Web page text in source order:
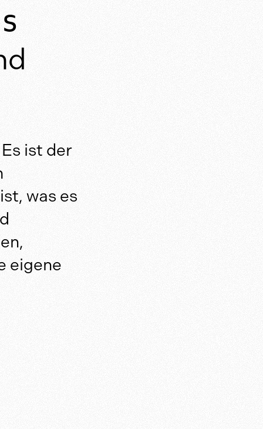
ist der
was es
eigene